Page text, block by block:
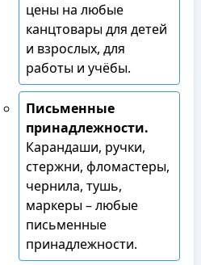
цены на любые
канцтовары для детей
и взрослых, для
работы и учёбы.
Письменные
принадлежности.
Карандаши, ручки,
стержни, фломастеры,
чернила, тушь,
маркеры – любые
письменные
принадлежности.